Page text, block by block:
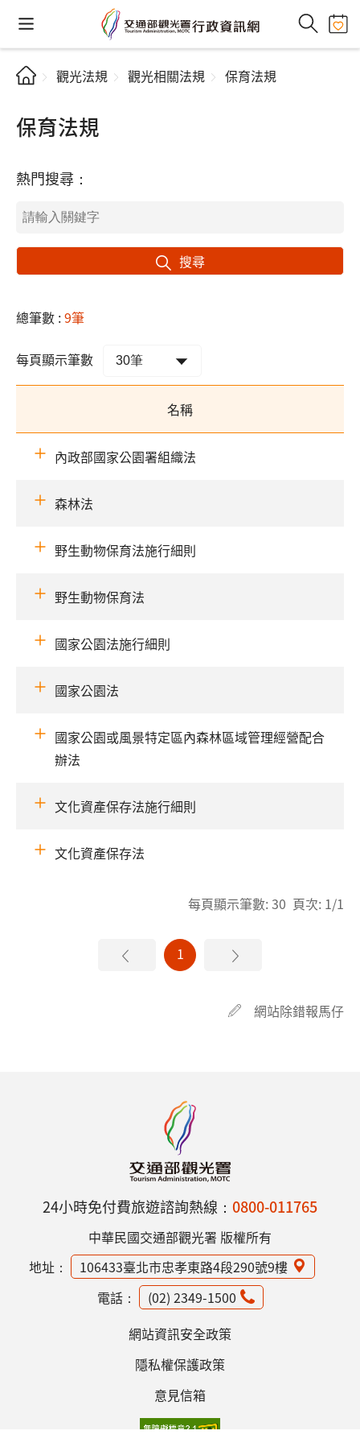
觀光法規 觀光相關法規 保育法規
保育法規
熱門搜尋：
搜尋
總筆數 :9筆
每頁顯示筆數
名稱
內政部國家公園署組織法
森林法
野生動物保育法施行細則
野生動物保育法
國家公園法施行細則
國家公園法
國家公園或風景特定區內森林區域管理經營配合
辦法
文化資產保存法施行細則
文化資產保存法
每頁顯示筆數: 30 頁次: 1/1
1
網站除錯報馬仔
24小時免付費旅遊諮詢熱線： 0800-011765
中華民國交通部觀光署 版權所有
地址：
106433臺北市忠孝東路4段290號9樓
電話：
(02) 2349-1500
網站資訊安全政策
隱私權保護政策
意見信箱